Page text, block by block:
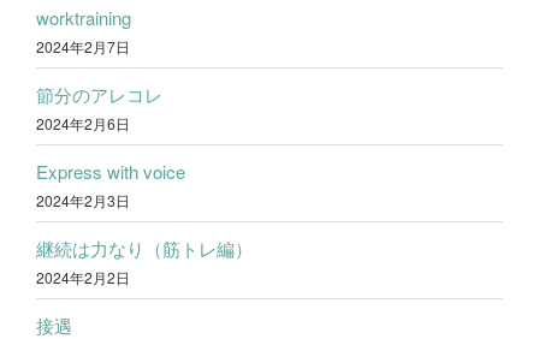
worktraining
2024年2月7日
節分のアレコレ
2024年2月6日
Express with voice
2024年2月3日
継続は力なり（筋トレ編）
2024年2月2日
接遇